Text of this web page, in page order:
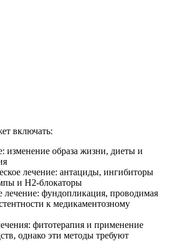
включать:
изменение образа жизни, диеты и
лечение: антациды, ингибиторы
и H2-блокаторы
лечение: фундопликация, проводимая
к медикаментозному
фитотерапия и применение
однако эти методы требуют